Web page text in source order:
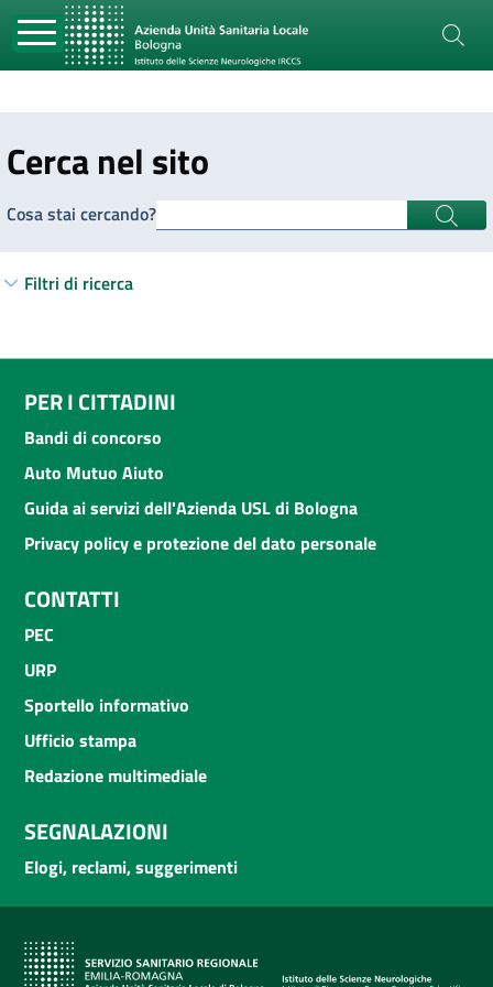
Cerca nel sito
Cosa stai cercando?
Filtri di ricerca
PER I CITTADINI
Bandi di concorso
Auto Mutuo Aiuto
Guida ai servizi dell'Azienda USL di Bologna
Privacy policy e protezione del dato personale
CONTATTI
PEC
URP
Sportello informativo
Ufficio stampa
Redazione multimediale
SEGNALAZIONI
Elogi, reclami, suggerimenti